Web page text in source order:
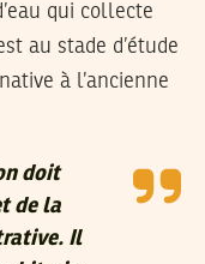
qui collecte
au stade d’étude
à l’ancienne
doit
de la
Il